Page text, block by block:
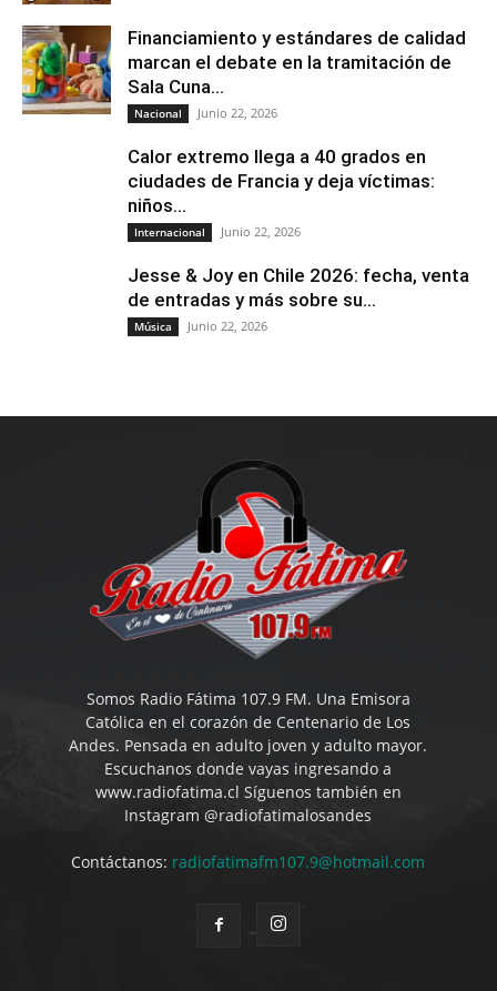
Financiamiento y estándares de calidad
marcan el debate en la tramitación de
Sala Cuna...
Nacional Junio 22, 2026
Calor extremo llega a 40 grados en
ciudades de Francia y deja víctimas:
niños...
Internacional Junio 22, 2026
Jesse & Joy en Chile 2026: fecha, venta
de entradas y más sobre su...
Música Junio 22, 2026
Somos Radio Fátima 107.9 FM. Una Emisora
Católica en el corazón de Centenario de Los
Andes. Pensada en adulto joven y adulto mayor.
Escuchanos donde vayas ingresando a
www.radiofatima.cl Síguenos también en
Instagram @radiofatimalosandes
Contáctanos: radiofatimafm107.9@hotmail.com